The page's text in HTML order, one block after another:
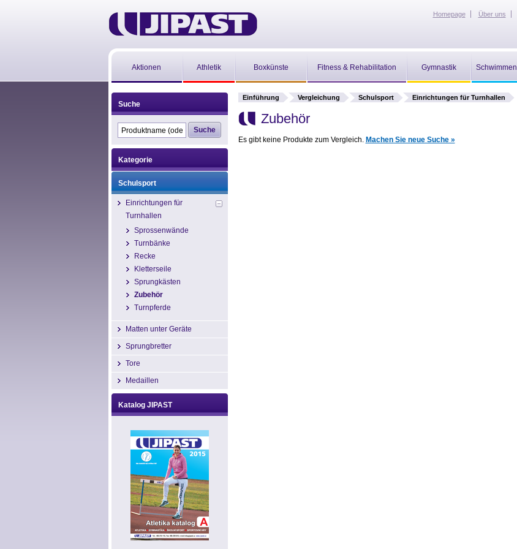
Homepage Über uns
Aktionen Athletik Boxkünste Fitness & Rehabilitation Gymnastik Schwimmen
Einführung Vergleichung Schulsport Einrichtungen für Turnhallen
Zubehör
Es gibt keine Produkte zum Vergleich. Machen Sie neue Suche »
Suche
Kategorie
Schulsport
Einrichtungen für
Turnhallen
Sprossenwände
Turnbänke
Recke
Kletterseile
Sprungkästen
Zubehör
Turnpferde
Matten unter Geräte
Sprungbretter
Tore
Medaillen
Katalog JIPAST